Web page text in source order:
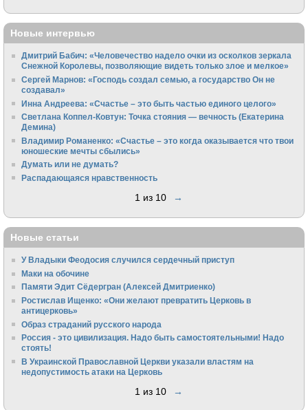
Новые интервью
Дмитрий Бабич: «Человечество надело очки из осколков зеркала
Снежной Королевы, позволяющие видеть только злое и мелкое»
Сергей Марнов: «Господь создал семью, а государство Он не
создавал»
Инна Андреева: «Счастье – это быть частью единого целого»
Светлана Коппел-Ковтун: Точка стояния — вечность (Екатерина
Демина)
Владимир Романенко: «Счастье – это когда оказывается что твои
юношеские мечты сбылись»
Думать или не думать?
Распадающаяся нравственность
1 из 10 →
Новые статьи
У Владыки Феодосия случился сердечный приступ
Маки на обочине
Памяти Эдит Сёдергран (Алексей Дмитриенко)
Ростислав Ищенко: «Они желают превратить Церковь в
антицерковь»
Образ страданий русского народа
Россия - это цивилизация. Надо быть самостоятельными! Надо
стоять!
В Украинской Православной Церкви указали властям на
недопустимость атаки на Церковь
1 из 10 →